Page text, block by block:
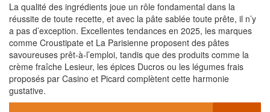
La qualité des ingrédients joue un rôle fondamental dans la
réussite de toute recette, et avec la pâte sablée toute prête, il n’y
a pas d’exception. Excellentes tendances en 2025, les marques
comme Croustipate et La Parisienne proposent des pâtes
savoureuses prêt-à-l’emploi, tandis que des produits comme la
crème fraîche Lesieur, les épices Ducros ou les légumes frais
proposés par Casino et Picard complètent cette harmonie
gustative.